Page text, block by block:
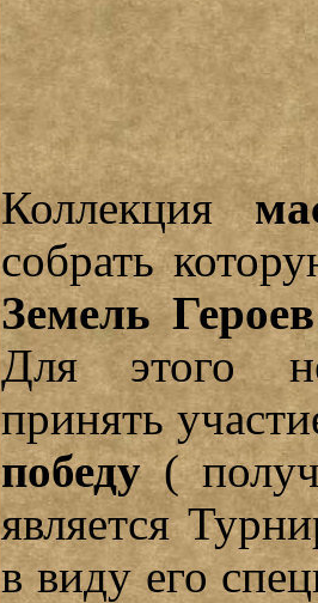
Коллекция
собрать
Земель
Для этого
принять
победу(
является
в виду его